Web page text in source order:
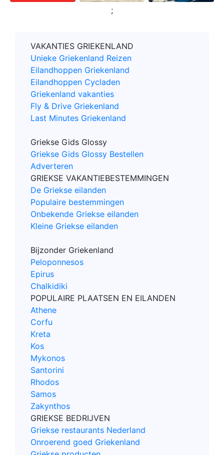
;
VAKANTIES GRIEKENLAND
Unieke Griekenland Reizen
Eilandhoppen Griekenland
Eilandhoppen Cycladen
Griekenland vakanties
Fly & Drive Griekenland
Last Minutes Griekenland
Griekse Gids Glossy
Griekse Gids Glossy Bestellen
Adverteren
GRIEKSE VAKANTIEBESTEMMINGEN
De Griekse eilanden
Populaire bestemmingen
Onbekende Griekse eilanden
Kleine Griekse eilanden
Bijzonder Griekenland
Peloponnesos
Epirus
Chalkidiki
POPULAIRE PLAATSEN EN EILANDEN
Athene
Corfu
Kreta
Kos
Mykonos
Santorini
Rhodos
Samos
Zakynthos
GRIEKSE BEDRIJVEN
Griekse restaurants Nederland
Onroerend goed Griekenland